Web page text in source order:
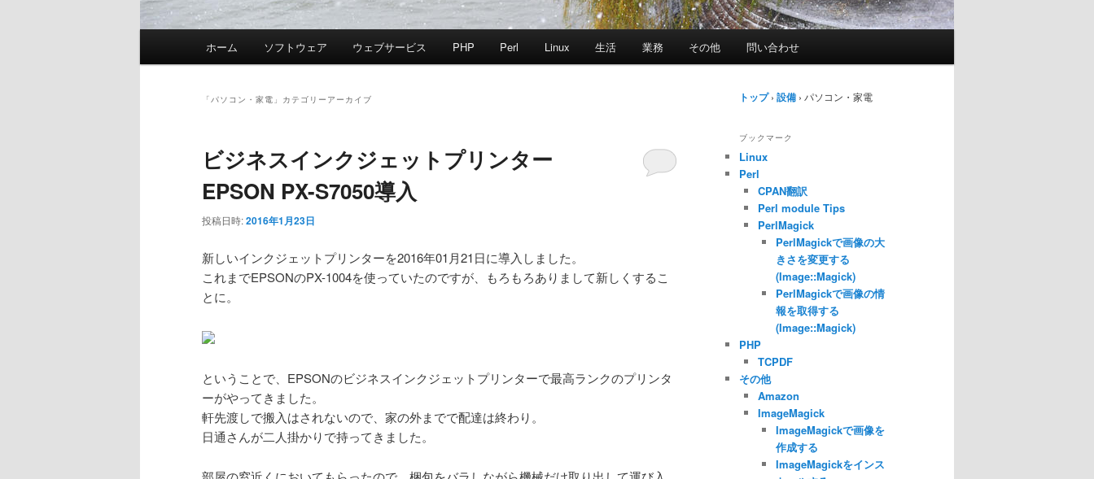
ホーム ソフトウェア ウェブサービス PHP Perl Linux 生活 業務 その他 問い合わせ
「パソコン・家電 」カテゴリーアーカイブ
ビジネスインクジェットプリンター
EPSON PX-S7050導入
投稿日時:2016年1月23日
新しいインクジェットプリンターを2016年01月21日に導入しました。
これまでEPSONのPX-1004を使っていたのですが、もろもろありまして新しくするこ
とに。
ということで、EPSONのビジネスインクジェットプリンターで最高ランクのプリンタ
ーがやってきました。
軒先渡しで搬入はされないので、家の外までで配達は終わり。
日通さんが二人掛かりで持ってきました。
トップ › 設備 › パソコン・家電
ブックマーク
Linux
Perl
CPAN翻訳
Perl module Tips
PerlMagick
PerlMagickで画像の大
きさを変更する
(Image::Magick)
PerlMagickで画像の情
報を取得する
(Image::Magick)
PHP
TCPDF
その他
Amazon
ImageMagick
ImageMagickで画像を
作成する
ImageMagickをインス